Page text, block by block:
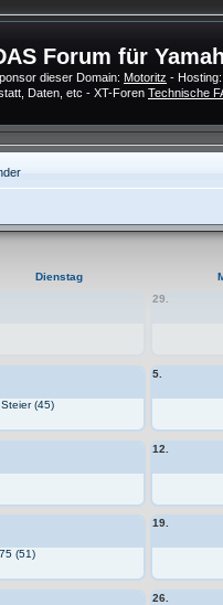
Forum für
dieser Domain: Motoritz - Hosting:
Daten, etc - XT-Foren Technische
Dienstag
29.
(45)
5.
12.
(51)
19.
26.